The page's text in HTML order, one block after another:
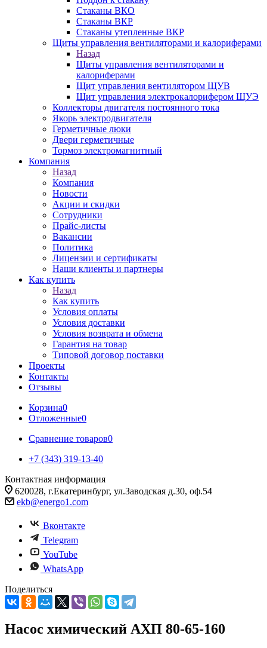
Стаканы ВКО
Стаканы ВКР
Стаканы утепленные ВКР
Щиты управления вентиляторами и калориферами
Назад
Щиты управления вентиляторами и
калориферами
Щит управления вентилятором ЩУВ
Щит управления электрокалорифером ЩУЭ
Коллекторы двигателя постоянного тока
Якорь электродвигателя
Герметичные люки
Двери герметичные
Тормоз электромагнитный
Компания
Назад
Компания
Новости
Акции и скидки
Сотрудники
Прайс-листы
Вакансии
Политика
Лицензии и сертификаты
Наши клиенты и партнеры
Как купить
Назад
Как купить
Условия оплаты
Условия доставки
Условия возврата и обмена
Гарантия на товар
Типовой договор поставки
Проекты
Контакты
Отзывы
Корзина0
Отложенные0
Сравнение товаров0
+7 (343) 319-13-40
Контактная информация
620028, г.Екатеринбург, ул.Заводская д.30, оф.54
ekb@energo1.com
Вконтакте
Telegram
YouTube
WhatsApp
Поделиться
Насос химический АХП 80-65-160